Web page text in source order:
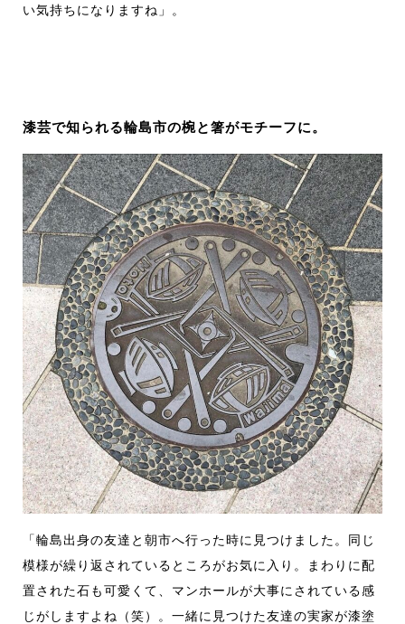
い気持ちになりますね」。
漆芸で知られる輪島市の椀と箸がモチーフに。
「輪島出身の友達と朝市へ行った時に見つけました。同じ
模様が繰り返されているところがお気に入り。まわりに配
置された石も可愛くて、マンホールが大事にされている感
じがしますよね（笑）。一緒に見つけた友達の実家が漆塗